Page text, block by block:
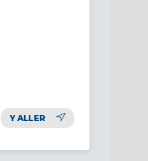
Y ALLER